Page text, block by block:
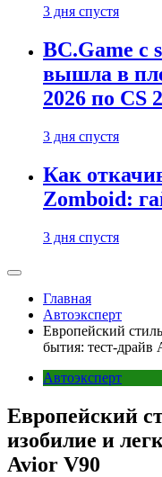
3 дня спустя
BC.Game с
вышла в
2026 по CS 2
3 дня спустя
Как
Zomboid:
3 дня спустя
Главная
Автоэксперт
Европейский
бытия: тест-драйв
Автоэксперт
Европейский
изобилие и
Avior V90